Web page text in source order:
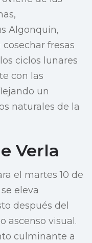
Algonquin,
fresas
ciclos lunares
con las
un
naturales de la
Verla
el martes 10 de
eleva
después del
ascenso visual.
culminante a